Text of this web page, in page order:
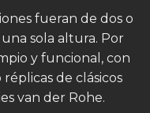
fueran de dos o
una sola altura. Por
y funcional, con
de clásicos
van der Rohe.